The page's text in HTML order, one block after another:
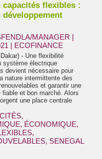
capacités flexibles :
MANAGER |
| ECOFINANCE
- Une flexibilité
système électrique
devient nécessaire pour
nature intermittente des
et garantir une
fiable et bon marché. Alors
une place centrale
,
, ÉCONOMIQUE,
,
, SENEGAL